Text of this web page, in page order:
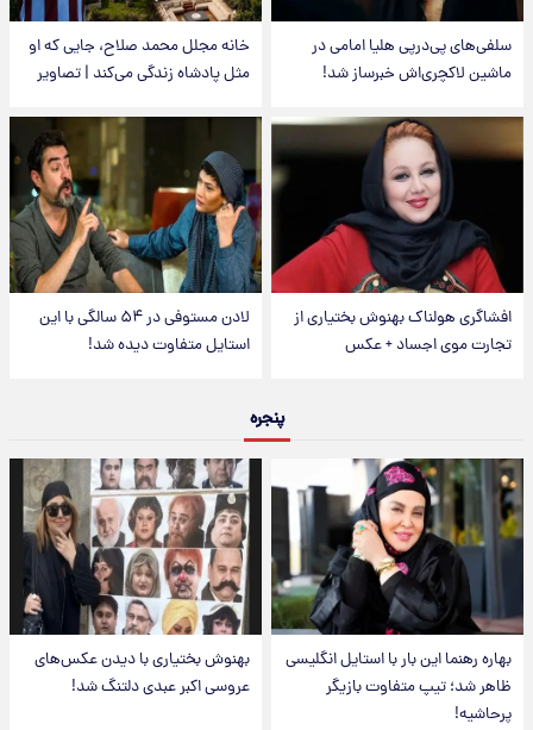
سلفی‌های پی‌درپی هلیا امامی در
ماشین لاکچری‌اش خبرساز شد!
خانه مجلل محمد صلاح، جایی که او
مثل پادشاه زندگی می‌کند | تصاویر
افشاگری هولناک بهنوش بختیاری از
تجارت موی اجساد + عکس
لادن مستوفی در ۵۴ سالگی با این
استایل متفاوت دیده شد!
پنجره
بهاره رهنما این بار با استایل انگلیسی
ظاهر شد؛ تیپ متفاوت بازیگر
پرحاشیه!
بهنوش بختیاری با دیدن عکس‌های
عروسی اکبر عبدی دلتنگ شد!